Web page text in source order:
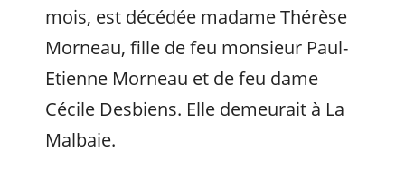
mois, est décédée madame Thérèse
Morneau, fille de feu monsieur Paul-
Etienne Morneau et de feu dame
Cécile Desbiens. Elle demeurait à La
Malbaie.